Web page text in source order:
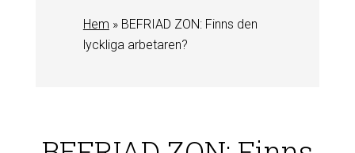
Hem » BEFRIAD ZON: Finns den
lyckliga arbetaren?